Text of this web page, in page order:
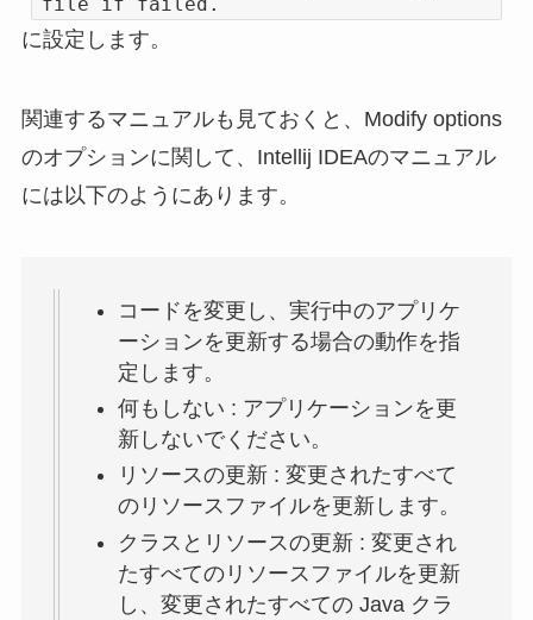
に設定します。
関連するマニュアルも見ておくと、Modify options
のオプションに関して、Intellij IDEAのマニュアル
には以下のようにあります。
コードを変更し、実行中のアプリケ
ーションを更新する場合の動作を指
定します。
何もしない : アプリケーションを更
新しないでください。
リソースの更新 : 変更されたすべて
のリソースファイルを更新します。
クラスとリソースの更新 : 変更され
たすべてのリソースファイルを更新
し、変更されたすべての Java クラ